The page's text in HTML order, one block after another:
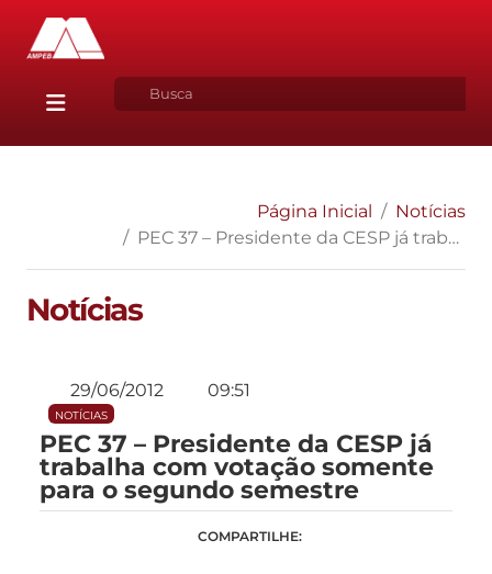
Página Inicial
Notícias
PEC 37 – Presidente da CESP já trabalha com votação somente para o segundo semestre
Notícias
29/06/2012 09:51
NOTÍCIAS
PEC 37 – Presidente da CESP já
trabalha com votação somente
para o segundo semestre
COMPARTILHE: